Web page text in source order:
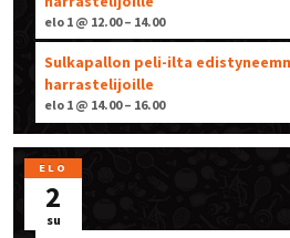
elo 1 @ 12.00 – 14.00
Sulkapallon peli-ilta
harrastelijoille
elo 1 @ 14.00 – 16.00
ELO
2
su